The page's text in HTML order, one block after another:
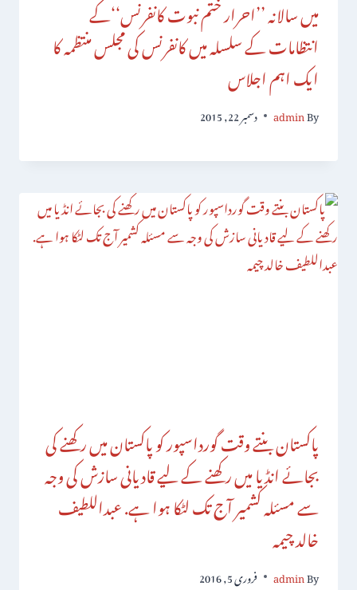
میں سالانہ ’’احرار ختم نبوت کانفرنس‘‘کے
انتظامات کے سلسلہ میں کانفرنس کی مجلس منتظمہ کا
ایک اہم اجلاس
By
admin دسمبر 22, 2015
پاکستان بنتے وقت گورداسپور کو پاکستان میں رکھنے کی
بجائے انڈیا میں رکھنے کے لیے قادیانی سازش کی وجہ
سے مسئلہ کشمیر آج تک لٹکا ہوا ہے. عبداللطیف
خالد چیمہ
By
admin فروری 5, 2016